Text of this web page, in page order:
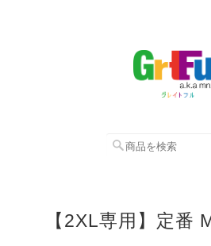
【2XL専用】定番